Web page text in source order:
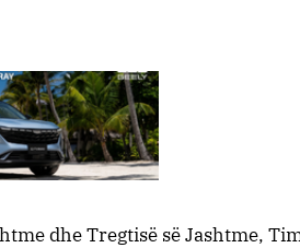
dhe Tregtisë së Jashtme,